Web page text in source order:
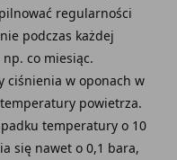
regularności
podczas każdej
co miesiąc.
ciśnienia w oponach w
powietrza.
temperatury o 10
się nawet o 0,1 bara,